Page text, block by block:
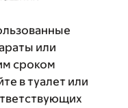
или
сроком
в туалет или